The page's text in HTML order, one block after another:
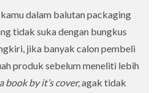
dalam balutan packaging
tidak suka dengan bungkus
jika banyak calon pembeli
produk sebelum meneliti lebih
book by it’s cover,agak tidak